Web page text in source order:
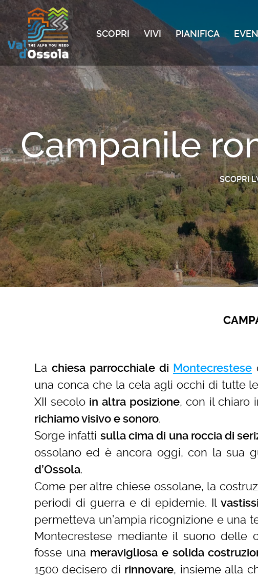
SCOPRI VIVI PIANIFICA
Campanile
SCOPRI
La chiesa parrocchiale di Montecrestese
una conca che la cela agli occhi di tutte
XII secolo in altra posizione, con il chiaro
richiamo visivo e sonoro.
Sorge infatti sulla cima di una roccia di
ossolano ed è ancora oggi, con la sua
d’Ossola.
Come per altre chiese ossolane, la
periodi di guerra e di epidemie. Il
permetteva un’ampia ricognizione e una
Montecrestese mediante il suono delle
fosse una meravigliosa e solida
1500 decisero di rinnovare, insieme alla